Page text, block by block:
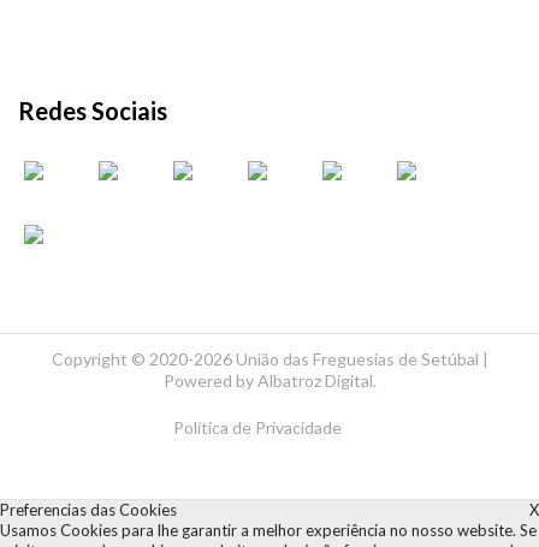
Redes Sociais
Copyright © 2020-2026 União das Freguesias de Setúbal |
Powered byAlbatroz Digital.
Política de Privacidade
X
Preferencias das Cookies
Usamos Cookies para lhe garantir a melhor experiência no nosso website. Se